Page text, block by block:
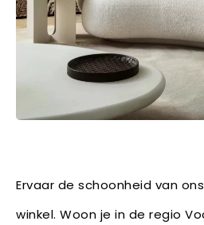
Ervaar de schoonheid van
winkel. Woon je in de regio